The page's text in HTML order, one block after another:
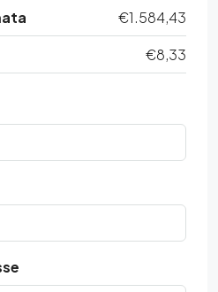
€1.584,43
€8,33